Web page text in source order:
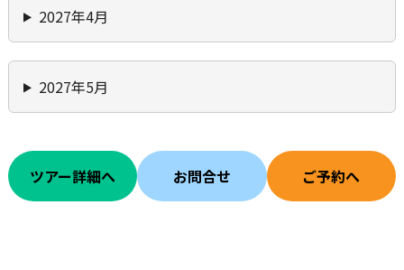
2027年4月
2027年5月
ツアー詳細へ お問合せ ご予約へ